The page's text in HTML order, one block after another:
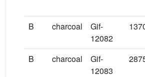
B charcoal
Gif-
12082
B
charcoal
Gif-
12083